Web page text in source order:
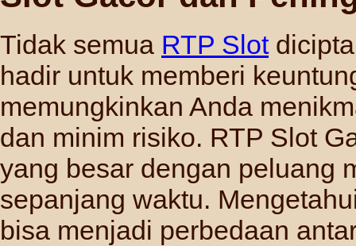
Tidak semua RTP Slot
hadir untuk memberi
memungkinkan Anda
dan minim risiko. RTP Slot
yang besar dengan peluang
sepanjang waktu.
bisa menjadi perbedaan